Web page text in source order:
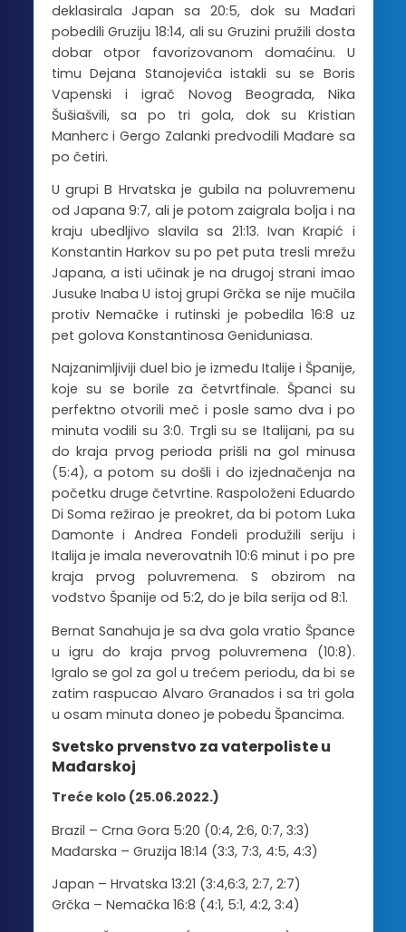
deklasirala Japan sa 20:5, dok su Mađari
pobedili Gruziju 18:14, ali su Gruzini pružili dosta
dobar otpor favorizovanom domaćinu. U
timu Dejana Stanojevića istakli su se Boris
Vapenski i igrač Novog Beograda, Nika
Šušiašvili, sa po tri gola, dok su Kristian
Manherc i Gergo Zalanki predvodili Mađare sa
po četiri.
U grupi B Hrvatska je gubila na poluvremenu
od Japana 9:7, ali je potom zaigrala bolja i na
kraju ubedljivo slavila sa 21:13. Ivan Krapić i
Konstantin Harkov su po pet puta tresli mrežu
Japana, a isti učinak je na drugoj strani imao
Jusuke Inaba U istoj grupi Grčka se nije mučila
protiv Nemačke i rutinski je pobedila 16:8 uz
pet golova Konstantinosa Geniduniasa.
Najzanimljiviji duel bio je između Italije i Španije,
koje su se borile za četvrtfinale. Španci su
perfektno otvorili meč i posle samo dva i po
minuta vodili su 3:0. Trgli su se Italijani, pa su
do kraja prvog perioda prišli na gol minusa
(5:4), a potom su došli i do izjednačenja na
početku druge četvrtine. Raspoloženi Eduardo
Di Soma režirao je preokret, da bi potom Luka
Damonte i Andrea Fondeli produžili seriju i
Italija je imala neverovatnih 10:6 minut i po pre
kraja prvog poluvremena. S obzirom na
vođstvo Španije od 5:2, do je bila serija od 8:1.
Bernat Sanahuja je sa dva gola vratio Špance
u igru do kraja prvog poluvremena (10:8).
Igralo se gol za gol u trećem periodu, da bi se
zatim raspucao Alvaro Granados i sa tri gola
u osam minuta doneo je pobedu Špancima.
Svetsko prvenstvo za vaterpoliste u
Mađarskoj
Treće kolo (25.06.2022.)
Brazil – Crna Gora 5:20 (0:4, 2:6, 0:7, 3:3)
Mađarska – Gruzija 18:14 (3:3, 7:3, 4:5, 4:3)
Japan – Hrvatska 13:21 (3:4,6:3, 2:7, 2:7)
Grčka – Nemačka 16:8 (4:1, 5:1, 4:2, 3:4)